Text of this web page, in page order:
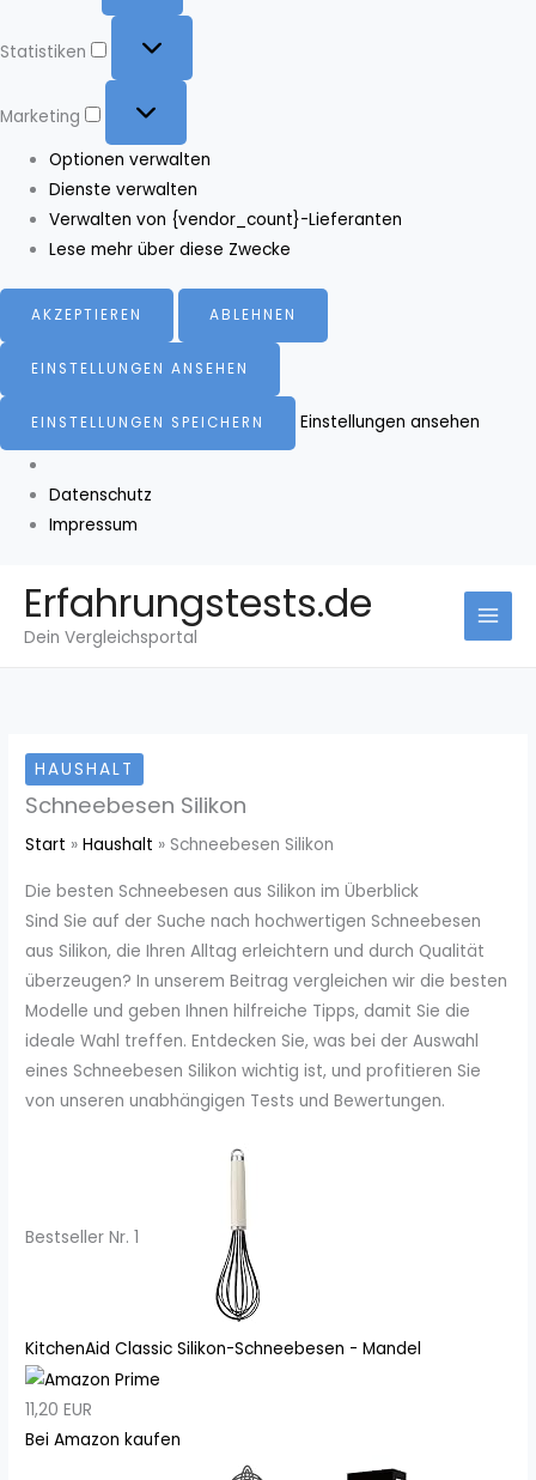
Statistiken
Marketing
Optionen verwalten
Dienste verwalten
Verwalten von {vendor_count}-Lieferanten
Lese mehr über diese Zwecke
AKZEPTIEREN ABLEHNEN
EINSTELLUNGEN ANSEHEN
EINSTELLUNGEN SPEICHERN Einstellungen ansehen
Datenschutz
Impressum
Inhalt
springen
Erfahrungstests.de
Dein Vergleichsportal
HAUSHALT
Schneebesen Silikon
Start Haushalt Schneebesen Silikon
Die besten Schneebesen aus Silikon im Überblick
Sind Sie auf der Suche nach hochwertigen Schneebesen
aus Silikon, die Ihren Alltag erleichtern und durch Qualität
überzeugen? In unserem Beitrag vergleichen wir die besten
Modelle und geben Ihnen hilfreiche Tipps, damit Sie die
ideale Wahl treffen. Entdecken Sie, was bei der Auswahl
eines Schneebesen Silikon wichtig ist, und profitieren Sie
von unseren unabhängigen Tests und Bewertungen.
Bestseller Nr. 1
KitchenAid Classic Silikon-Schneebesen - Mandel
11,20 EUR
Bei Amazon kaufen